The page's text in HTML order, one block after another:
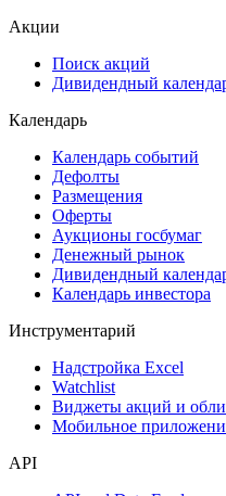
Акции
Поиск акций
Дивидендный
Календарь
Календарь событий
Дефолты
Размещения
Оферты
Аукционы госбумаг
Денежный рынок
Дивидендный
Календарь инвестора
Инструментарий
Надстройка Excel
Watchlist
Виджеты акций и
Мобильное
API